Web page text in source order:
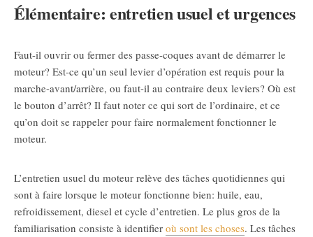
Élémentaire: entretien usuel et urgences
Faut-il ouvrir ou fermer des passe-coques avant de démarrer le
moteur? Est-ce qu’un seul levier d’opération est requis pour la
marche-avant/arrière, ou faut-il au contraire deux leviers? Où est
le bouton d’arrêt? Il faut noter ce qui sort de l’ordinaire, et ce
qu’on doit se rappeler pour faire normalement fonctionner le
moteur.
L’entretien usuel du moteur relève des tâches quotidiennes qui
sont à faire lorsque le moteur fonctionne bien: huile, eau,
refroidissement, diesel et cycle d’entretien. Le plus gros de la
familiarisation consiste à identifier où sont les choses. Les tâches